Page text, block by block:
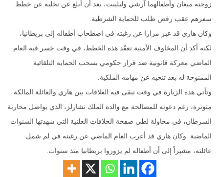
زوجته ميغان وأطفالهما آرشي وليليبت، بعد أن أبلغ عن تخليه عن خطط
سفرهم عقب رفض طلب للحماية الشرطية.
وكان هاري قد عبر مرارا عن رغبته في اصطحاب أطفاله إلى بريطانيا،
لكنه أكد أن المخاوف الأمنية تعقّد هذه الخطط، في وقت خسر فيه العام
الماضي معركة قانونية ضد قرار حكومي بسحب الحماية التلقائية
الممنوحة له بعد تنحيه عن مهامه الملكية.
وتأتي هذه الزيارة في وقت تبقى فيه العلاقات بين هاري والعائلة المالكة
متوترة، رغم دعوته للمصالحة مع والده الملك تشارلز، الذي يواصل محاربة
السرطان، في محاولة لطي صفحة الخلافات العلنية التي شهدتها السنوات
الماضية. وكان هاري قد أعرب العام الماضي عن رغبته في لم شمل
عائلته، مشيراً إلى أن أطفاله لم يزوروا بريطانيا منذ سنوات.